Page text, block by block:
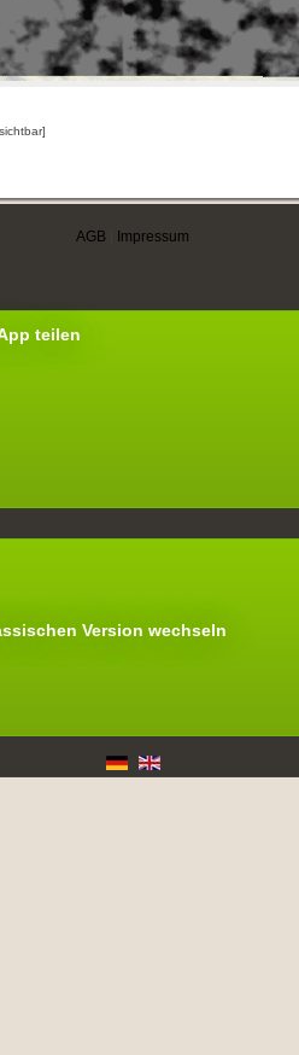
AGB Impressum
teilen
Version wechseln